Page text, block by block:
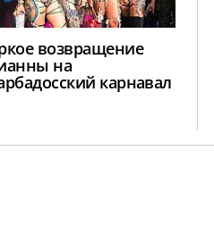
возвращение
на
карнавал